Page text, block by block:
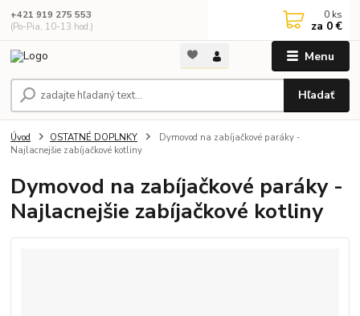
Menu
Hľadať
+421 919 275 553
(Po-Pia, 10-13 hod.)
0 ks
za 0 €
Úvod OSTATNÉ DOPLNKY
Dymovod na zabíjačkové paráky -
Najlacnejšie zabíjačkové kotliny
Dymovod na zabíjačkové paráky -
Najlacnejšie zabíjačkové kotliny